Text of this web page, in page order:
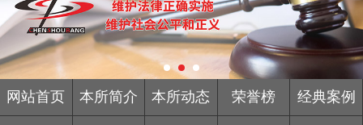
网站首页 本所简介 本所动态 荣誉榜 经典案例